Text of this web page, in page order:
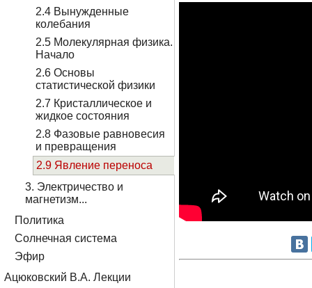
2.4 Вынужденные
колебания
2.5 Молекулярная физика.
Начало
2.6 Основы
статистической физики
2.7 Кристаллическое и
жидкое состояния
2.8 Фазовые равновесия
и превращения
2.9 Явление переноса
3. Электричество и
магнетизм...
Политика
Солнечная система
Эфир
Ацюковский В.А. Лекции